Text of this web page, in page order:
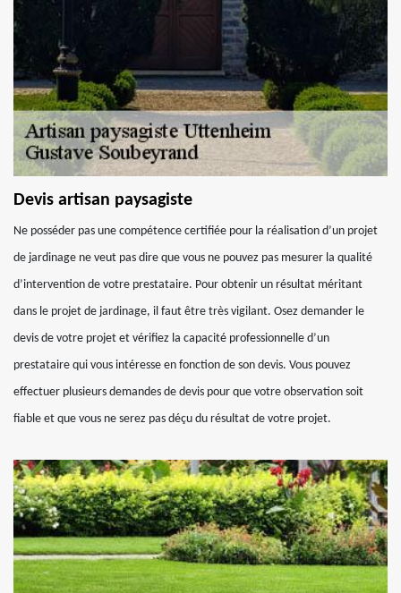
Devis artisan paysagiste
Ne posséder pas une compétence certifiée pour la réalisation d’un projet
de jardinage ne veut pas dire que vous ne pouvez pas mesurer la qualité
d’intervention de votre prestataire. Pour obtenir un résultat méritant
dans le projet de jardinage, il faut être très vigilant. Osez demander le
devis de votre projet et vérifiez la capacité professionnelle d’un
prestataire qui vous intéresse en fonction de son devis. Vous pouvez
effectuer plusieurs demandes de devis pour que votre observation soit
fiable et que vous ne serez pas déçu du résultat de votre projet.